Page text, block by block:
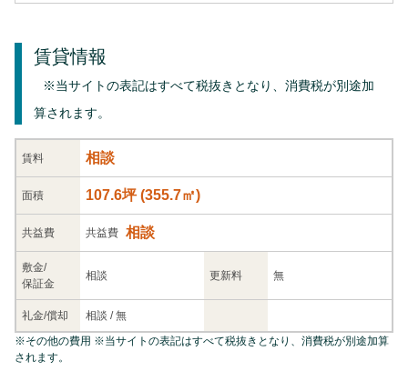
賃貸情報
※当サイトの表記はすべて税抜きとなり、消費税が別途加
算されます。
賃料 相談
面積 107.6坪(355.7㎡)
共益費 共益費 相談
敷金/
保証金
相談 更新料 無
礼金/償却 相談 /無
※その他の費用 ※当サイトの表記はすべて税抜きとなり、消費税が別途加算
されます。